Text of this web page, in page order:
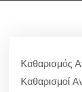
Καθαρισμός
Καθαρισμοί